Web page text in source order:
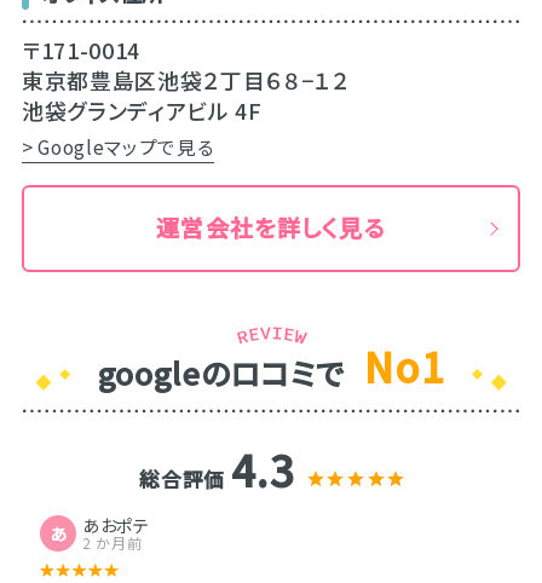
〒171-0014
東京都豊島区池袋２丁目６８−１２
池袋グランディアビル 4F
> Googleマップで見る
運営会社を詳しく見る
googleのロコミで No1
総合評価 4.3
あ あおポテ
2 か月前